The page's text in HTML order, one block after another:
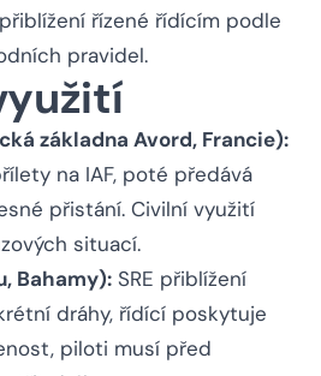
řízené řídícím podle
pravidel.
základna Avord, Francie):
na IAF, poté předává
přistání. Civilní využití
situací.
Bahamy): SRE přiblížení
dráhy, řídící poskytuje
piloti musí před